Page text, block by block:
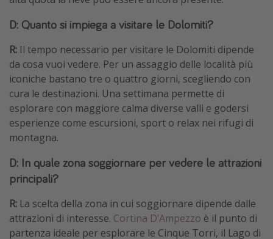
D: Quanto si impiega a visitare le Dolomiti?
R: Il tempo necessario per visitare le Dolomiti dipende
da cosa vuoi vedere. Per un assaggio delle località più
iconiche bastano tre o quattro giorni, scegliendo con
cura le destinazioni. Una settimana permette di
esplorare con maggiore calma diverse valli e godersi
esperienze come escursioni, sport o relax nei rifugi di
montagna.
D: In quale zona soggiornare per vedere le attrazioni
principali?
R: La scelta della zona in cui soggiornare dipende dalle
attrazioni di interesse. Cortina D’Ampezzo è il punto di
partenza ideale per esplorare le Cinque Torri, il Lago di